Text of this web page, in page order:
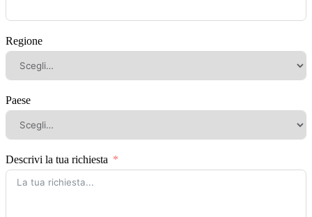
Regione
Paese
Descrivi la tua richiesta